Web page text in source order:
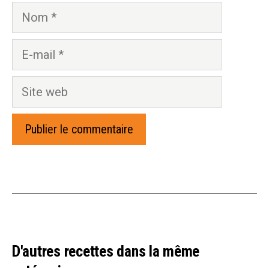
Nom
Site
D'autres recettes dans la même